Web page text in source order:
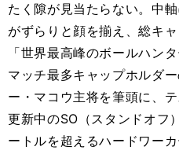
たく隙が見当たらない。中
がずらりと顔を揃え、総キ
「世界最高峰のボールハン
マッチ最多キャップホルダ
ー・マコウ主将を筆頭に、
更新中のSO（スタンドオフ
ートルを超えるハードワー